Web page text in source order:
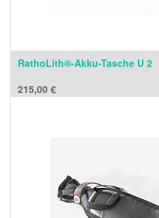
RathoLith®-Akku-Tasche U 2
215,00 €